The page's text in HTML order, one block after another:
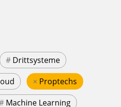
# Drittsysteme
× Proptechs
Machine Learning